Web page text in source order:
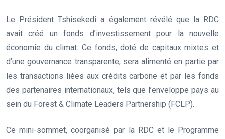
Le Président Tshisekedi a également révélé que la RDC
avait créé un fonds d’investissement pour la nouvelle
économie du climat. Ce fonds, doté de capitaux mixtes et
d’une gouvernance transparente, sera alimenté en partie par
les transactions liées aux crédits carbone et par les fonds
des partenaires internationaux, tels que l’enveloppe pays au
sein du Forest & Climate Leaders Partnership (FCLP).
Ce mini-sommet, coorganisé par la RDC et le Programme